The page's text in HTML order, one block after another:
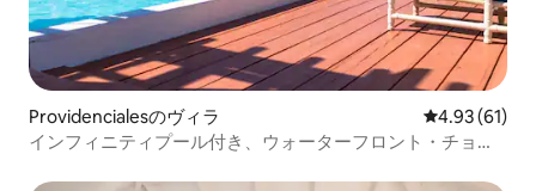
Providencialesのヴィラ レビュー61
4.93 (61)
インフィニティプール付き、ウォーターフロント・チョー